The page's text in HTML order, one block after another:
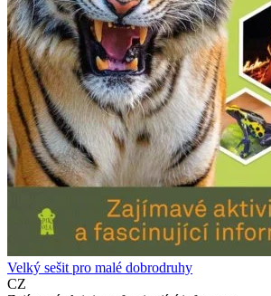
Velký sešit pro malé dobrodruhy
CZ